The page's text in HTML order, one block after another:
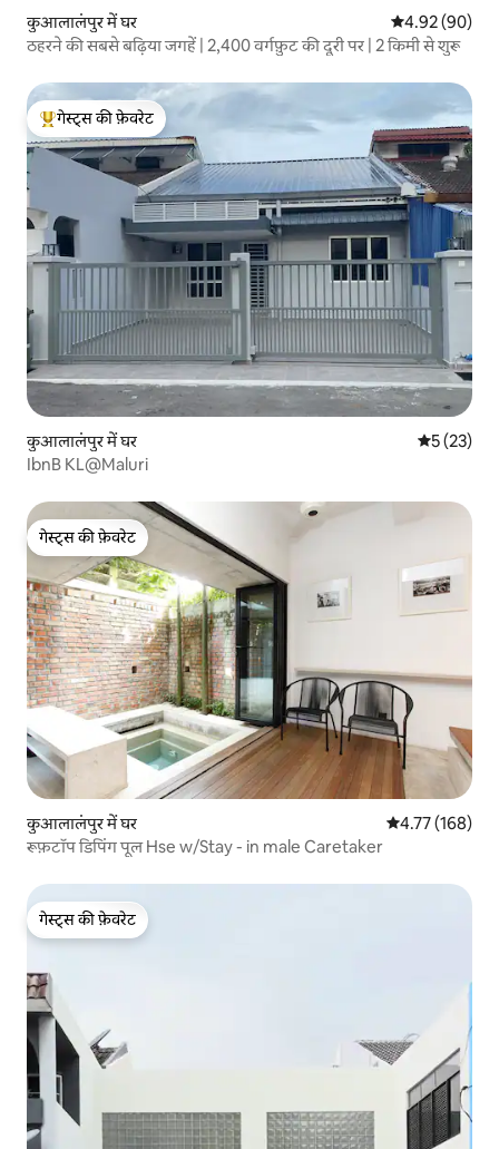
कुआलालंपुर में घर औसत रेटिंग 5 में
4.92 (90)
ठहरने की सबसे बढ़िया जगहें | 2,400 वर्गफ़ुट की दूरी पर | 2 किमी से शुरू
गेस्ट्स का टॉप फ़ेवरेट
गेस्ट्स की फ़ेवरेट
कुआलालंपुर में घर औसत रेटिंग
5 (23)
IbnB KL@Maluri
गेस्ट्स की फ़ेवरेट
गेस्ट्स की फ़ेवरेट
कुआलालंपुर में घर औसत रेटिंग 5 में से
4.77 (168)
रूफ़टॉप डिपिंग पूल Hse w/Stay - in male Caretaker
गेस्ट्स की फ़ेवरेट
गेस्ट्स की फ़ेवरेट